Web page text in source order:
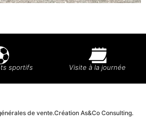
sportifs Visite à la journée
de vente.Création As&Co Consulting.